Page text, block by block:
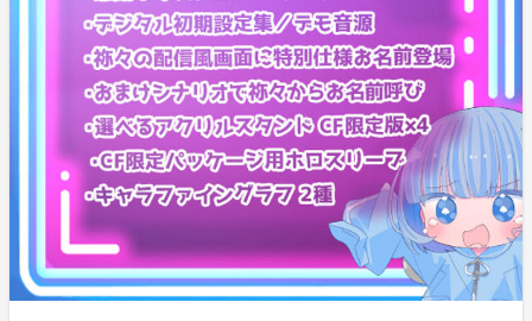
を超えるクリエイターや関係者の方々を率いさせて頂
き、やりたい事を詰めたゲーム制作が出来ました！
しかし、まだ叶えられていないこともあります。
１つは広告宣伝。いいものを作っているのに、個人の限
界で広告展開が出来ないこと。
そしてなにより、これをご覧の皆様にゲームに参加して
頂き、共に盛り上がること！